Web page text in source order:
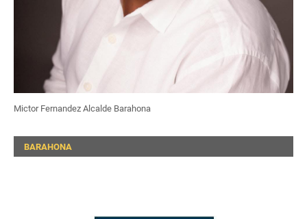
Mictor Fernandez Alcalde Barahona
BARAHONA